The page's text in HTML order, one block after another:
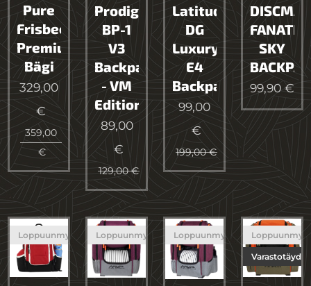
Pure
Frisbeegolf
Premium
Bägi
329,00
€
359,00
€
Prodigy
BP-1
V3
Backpack
- VM
Edition
89,00
€
129,00€
Latitude
DG
Luxury
E4
Backpack
99,00
€
199,00€
FANATIC
SKY
99,90€
Loppuunmyyty Loppuunmyyty Loppuunmyyty